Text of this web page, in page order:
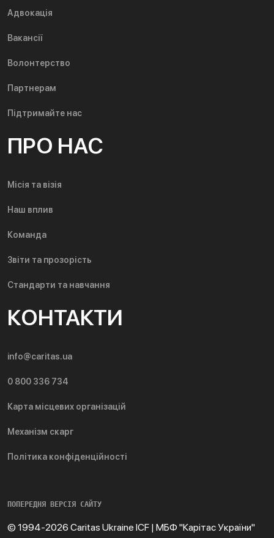
Адвокація
Вакансії
Волонтерство
Партнерам
Підтримайте нас
ПРО НАС
Місія та візія
Наш вплив
Команда
Звіти та прозорість
Стандарти та навчання
КОНТАКТИ
info@caritas.ua
0 800 336 734
Карта місцевих організацій
Механізм скарг
Політика конфіденційності
ПОПЕРЕДНЯ ВЕРСІЯ САЙТУ
© 1994-2026 Caritas Ukraine ICF | МБФ "Карітас України"